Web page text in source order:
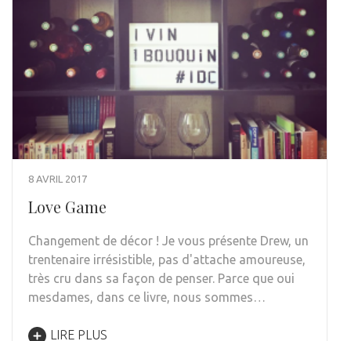
8 AVRIL 2017
Love Game
Changement de décor ! Je vous présente Drew, un
trentenaire irrésistible, pas d'attache amoureuse,
très cru dans sa façon de penser. Parce que oui
mesdames, dans ce livre, nous sommes…
LIRE PLUS